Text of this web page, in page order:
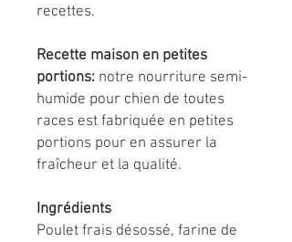
recettes.
Recette maison en petites
portions: notre nourriture semi-
humide pour chien de toutes
races est fabriquée en petites
portions pour en assurer la
fraîcheur et la qualité.
Ingrédients
Poulet frais désossé, farine de